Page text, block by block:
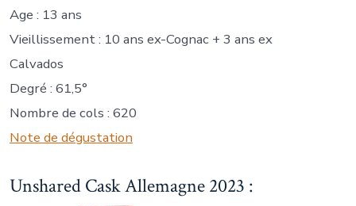
Age : 13 ans
Vieillissement : 10 ans ex-Cognac + 3 ans ex
Calvados
Degré : 61,5°
Nombre de cols : 620
Note de dégustation
Unshared Cask Allemagne 2023 :